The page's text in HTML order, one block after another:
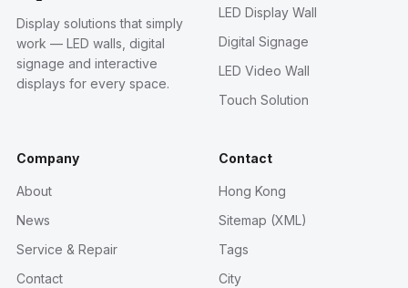
Display solutions that simply
work — LED walls, digital
signage and interactive
displays for every space.
LED Display Wall
Digital Signage
LED Video Wall
Touch Solution
Company
About
News
Service & Repair
Contact
Contact
Hong Kong
Sitemap (XML)
Tags
City